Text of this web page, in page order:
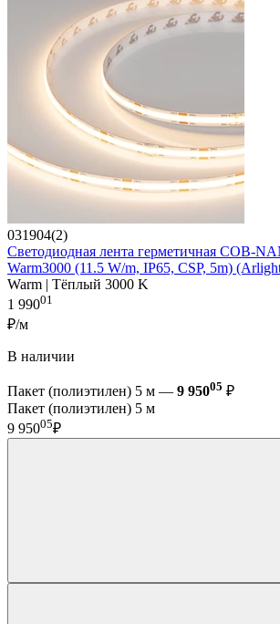
031904(2)
Светодиодная лента герметичная COB-
Warm3000 (11.5 W/m, IP65, CSP, 5m)
Warm | Тёплый 3000 K
1 99001
₽/м
В наличии
Пакет (полиэтилен) 5 м — 9 95005 ₽
Пакет (полиэтилен) 5 м
9 95005₽